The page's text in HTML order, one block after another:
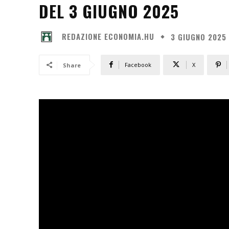
DEL 3 GIUGNO 2025
REDAZIONE ECONOMIA.HU 3 GIUGNO 2025
Share Facebook X